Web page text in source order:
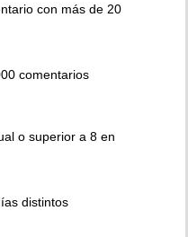
con más de 20
comentarios
o superior a 8 en
distintos